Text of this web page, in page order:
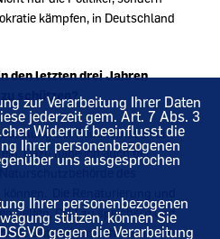
kämpfen, in Deutschland
den letzten drei Jahren
schützen?
der Feuchtwiesen an
Dazu habe ich auch bei
des
helfen, CO2 zu speichern und
Seit einigen Jahren arbeite
zur Verarbeitung Ihrer Daten
jederzeit gem. Art. 7 Abs. 3
Widerruf beeinflusst die
Ihrer personenbezogenen
uns ausgesprochen
Ihrer personenbezogenen
stützen, können Sie
gegen die Verarbeitung